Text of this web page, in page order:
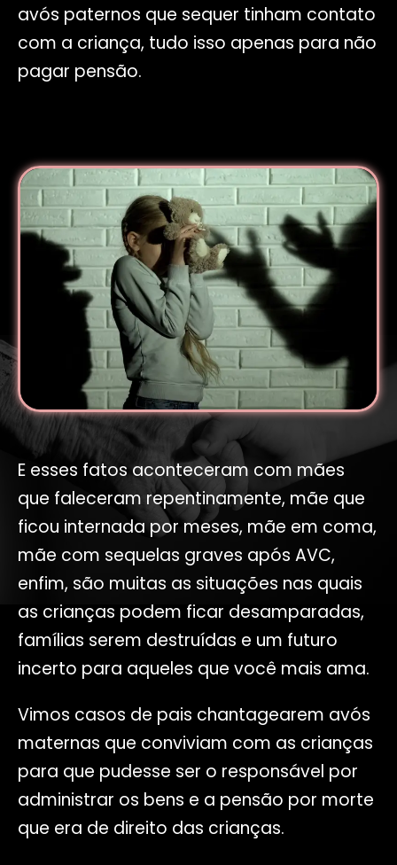
avós paternos que sequer tinham contato
com a criança, tudo isso apenas para não
pagar pensão.
E esses fatos aconteceram com mães
que faleceram repentinamente, mãe que
ficou internada por meses, mãe em coma,
mãe com sequelas graves após AVC,
enfim, são muitas as situações nas quais
as crianças podem ficar desamparadas,
famílias serem destruídas e um futuro
incerto para aqueles que você mais ama.
Vimos casos de pais chantagearem avós
maternas que conviviam com as crianças
para que pudesse ser o responsável por
administrar os bens e a pensão por morte
que era de direito das crianças.